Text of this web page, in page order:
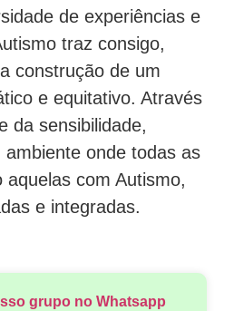
de experiências e
traz consigo,
construção de um
e equitativo. Através
da sensibilidade,
onde todas as
aquelas com Autismo,
e integradas.
grupo no Whatsapp